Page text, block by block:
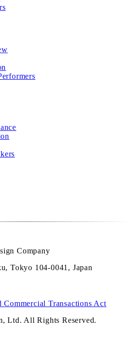
Company
Tokyo 104-0041, Japan
Commercial Transactions Act
Ltd. All Rights Reserved.